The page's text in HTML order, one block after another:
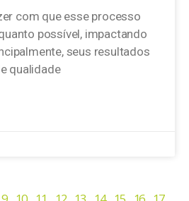
com que esse processo
possível, impactando
seus resultados
qualidade